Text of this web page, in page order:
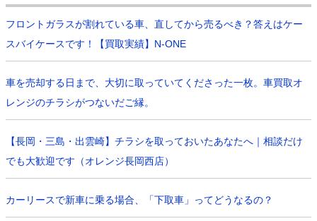
フロントガラスが割れている車、直してから売るべき？答えはケー
スバイケースです！【買取実績】N-ONE
車を売却する日まで、大切に取っていてくださった一枚。車買取オ
レンジのチラシがつないだご縁。
【長岡・三島・出雲崎】チラシを取っておいたあなたへ｜相談だけ
でも大歓迎です（オレンジ長岡西店）
カーリースで新車に乗る場合、「下取車」ってどうなるの？